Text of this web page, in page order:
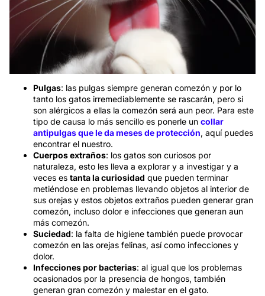
Pulgas: las pulgas siempre generan comezón y por lo
tanto los gatos irremediablemente se rascarán, pero si
son alérgicos a ellas la comezón será aun peor. Para este
tipo de causa lo más sencillo es ponerle un collar
antipulgas que le da meses de protección, aquí puedes
encontrar el nuestro.
Cuerpos extraños: los gatos son curiosos por
naturaleza, esto les lleva a explorar y a investigar y a
veces es tanta la curiosidad que pueden terminar
metiéndose en problemas llevando objetos al interior de
sus orejas y estos objetos extraños pueden generar gran
comezón, incluso dolor e infecciones que generan aun
más comezón.
Suciedad: la falta de higiene también puede provocar
comezón en las orejas felinas, así como infecciones y
dolor.
Infecciones por bacterias: al igual que los problemas
ocasionados por la presencia de hongos, también
generan gran comezón y malestar en el gato.